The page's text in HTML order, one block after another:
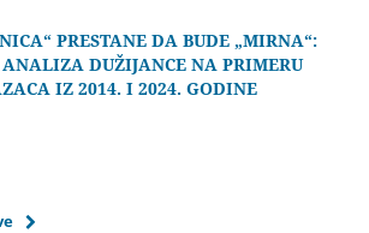
PRESTANE DA BUDE „MIRNA“:
DUŽIJANCE NA PRIMERU
IZ 2014. I 2024. GODINE